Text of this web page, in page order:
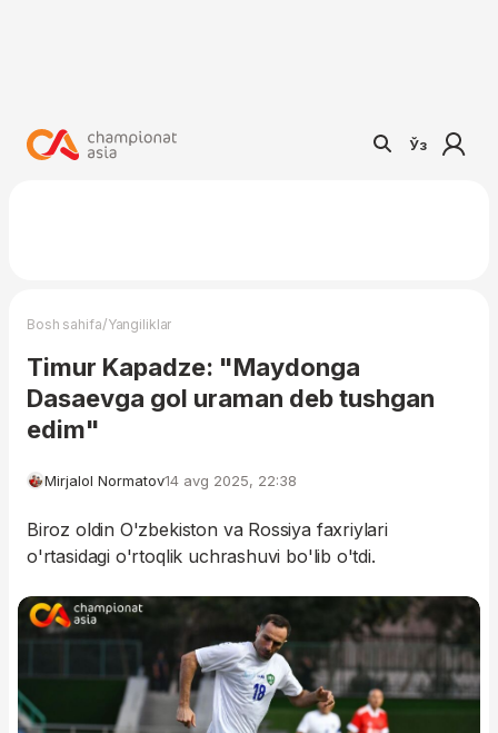
Ўз
Bosh sahifa/Yangiliklar
Timur Kapadze: "Maydonga
Dasaevga gol uraman deb tushgan
edim"
Mirjalol Normatov14 avg 2025, 22:38
Biroz oldin O'zbekiston va Rossiya faxriylari
o'rtasidagi o'rtoqlik uchrashuvi bo'lib o'tdi.